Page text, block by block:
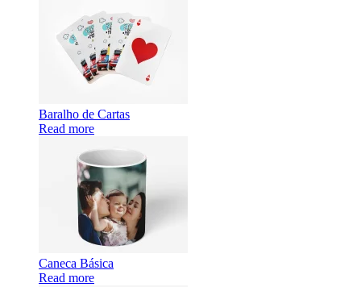
Baralho de Cartas
Read more
Caneca Básica
Read more